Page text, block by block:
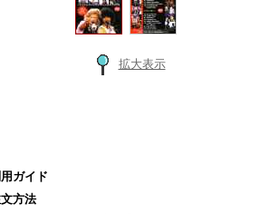
拡大表示
ガイド
方法